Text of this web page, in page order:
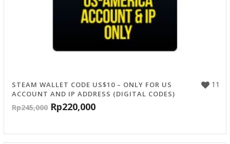
11
STEAM WALLET CODE US$10 – ONLY FOR US
ACCOUNT AND IP ADDRESS (DIGITAL CODES)
Rp245,000 Rp220,000